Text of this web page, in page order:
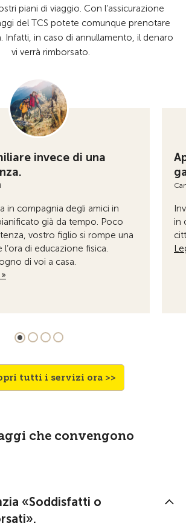
piani di viaggio. Con l’assicurazione
del TCS potete comunque prenotare
Infatti, in caso di annullamento, il denaro
vi verrà rimborsato.
invece di una
in compagnia degli amici in
già da tempo. Poco
vostro figlio si rompe una
l’ora di educazione fisica.
di voi a casa.
in
tutti i servizi ora >>
che convengono
«Soddisfatti o